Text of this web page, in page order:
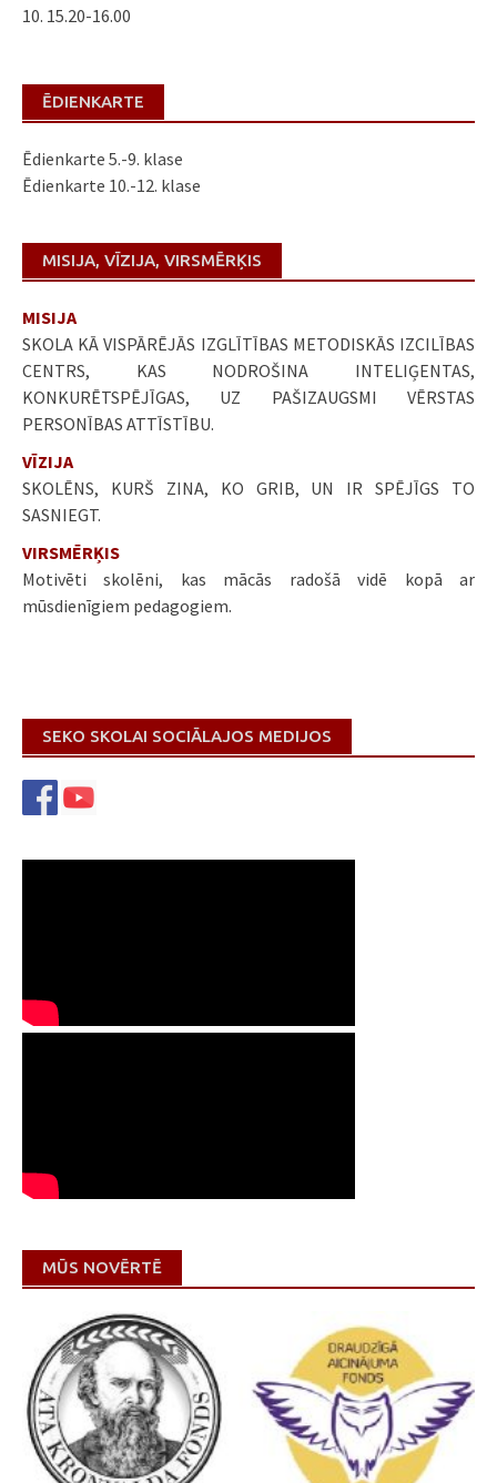
10. 15.20-16.00
ĒDIENKARTE
Ēdienkarte 5.-9. klase
Ēdienkarte 10.-12. klase
MISIJA, VĪZIJA, VIRSMĒRĶIS
MISIJA
SKOLA KĀ VISPĀRĒJĀS IZGLĪTĪBAS METODISKĀS IZCILĪBAS
CENTRS, KAS NODROŠINA INTELIĢENTAS,
KONKURĒTSPĒJĪGAS, UZ PAŠIZAUGSMI VĒRSTAS
PERSONĪBAS ATTĪSTĪBU.
VĪZIJA
SKOLĒNS, KURŠ ZINA, KO GRIB, UN IR SPĒJĪGS TO
SASNIEGT.
VIRSMĒRĶIS
Motivēti skolēni, kas mācās radošā vidē kopā ar
mūsdienīgiem pedagogiem.
SEKO SKOLAI SOCIĀLAJOS MEDIJOS
MŪS NOVĒRTĒ